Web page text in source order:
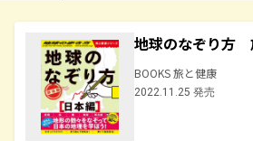
地球のなぞり方
BOOKS 旅と健康
2022.11.25 発売